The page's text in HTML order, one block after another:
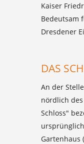
Kaiser
Bedeutsam
Dresdener
DAS
An der
nördlich
Schloss"
Gartenhaus